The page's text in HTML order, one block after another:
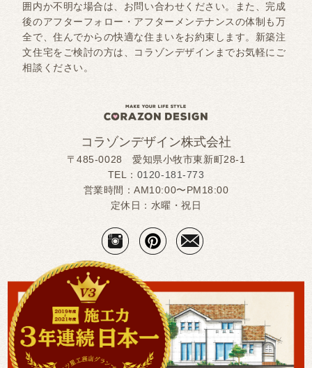
囲内か不明な場合は、お問い合わせください。また、完成
後のアフターフォロー・アフターメンテナンスの体制も万
全で、住んでからの快適な住まいをお約束します。新築注
文住宅をご検討の方は、コラゾンデザインまでお気軽にご
相談ください。
コラゾンデザイン株式会社
〒485-0028 愛知県小牧市東新町28-1
TEL： 0120-181-773
営業時間：AM10:00〜PM18:00
定休日：水曜・祝日